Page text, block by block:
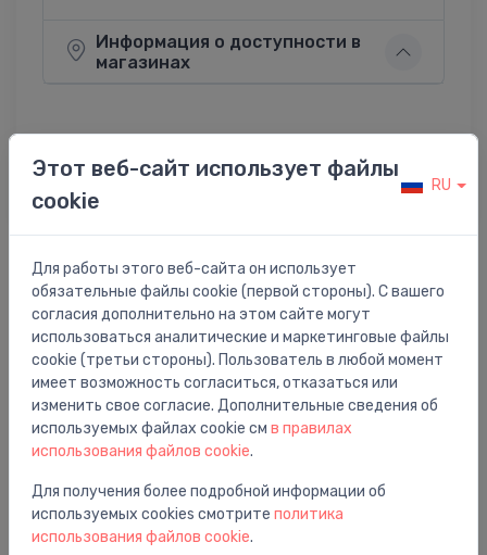
Информация о доступности в
магазинах
Поделиться: Twitter Facebook
Описание товара
radiators alumīnija Blitz Super B4 500/100 10 sekc.,
L=800mm
Вам также может понравиться
Этот веб-сайт использует файлы
cookie
RU
Для работы этого веб-сайта он использует
обязательные файлы cookie (первой стороны). С вашего
согласия дополнительно на этом сайте могут
использоваться аналитические и маркетинговые файлы
cookie (третьи стороны). Пользователь в любой момент
имеет возможность согласиться, отказаться или
изменить свое согласие. Дополнительные сведения об
используемых файлах cookie см в правилах
использования файлов cookie.
Для получения более подробной информации об
используемых cookies смотрите политика
использования файлов cookie.